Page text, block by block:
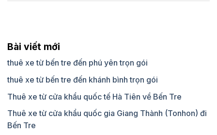
Bài viết mới
thuê xe từ bến tre đến phú yên trọn gói
thuê xe từ bến tre đến khánh bình trọn gói
Thuê xe từ cửa khẩu quốc tế Hà Tiên về Bến Tre
Thuê xe từ cửa khẩu quốc gia Giang Thành (Tonhon) đi
Bến Tre